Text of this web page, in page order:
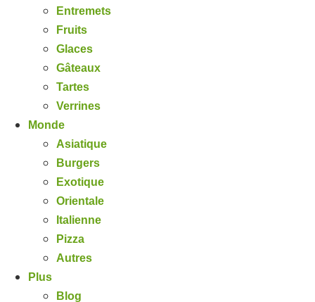
Entremets
Fruits
Glaces
Gâteaux
Tartes
Verrines
Monde
Asiatique
Burgers
Exotique
Orientale
Italienne
Pizza
Autres
Plus
Blog